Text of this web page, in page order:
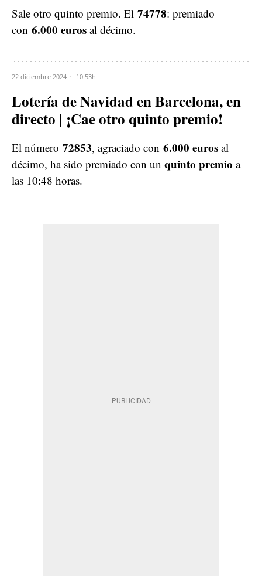
Sale otro quinto premio. El 74778: premiado
con 6.000 euros al décimo.
22 diciembre 2024 10:53h
Lotería de Navidad en Barcelona, en
directo | ¡Cae otro quinto premio!
El número 72853, agraciado con 6.000 euros al
décimo, ha sido premiado con un quinto premio a
las 10:48 horas.